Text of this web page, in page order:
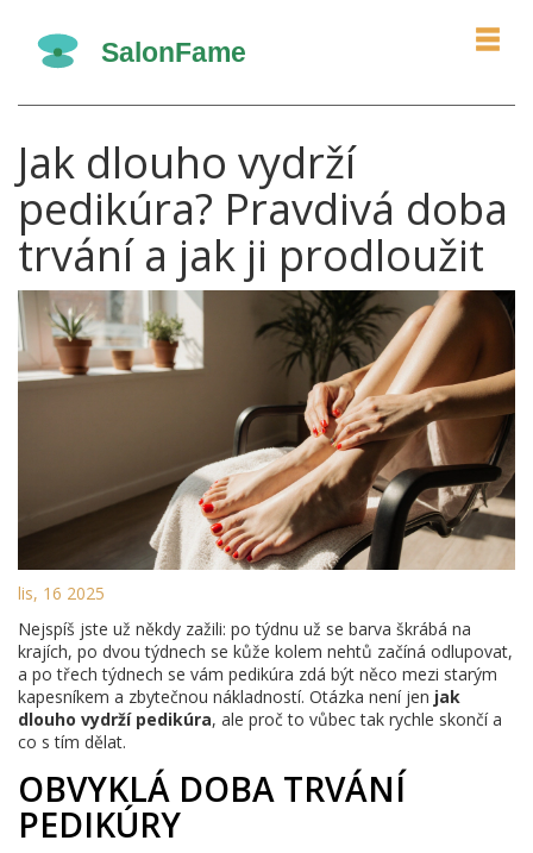
Jak dlouho vydrží
pedikúra? Pravdivá doba
trvání a jak ji prodloužit
lis, 16 2025
Nejspíš jste už někdy zažili: po týdnu už se barva škrábá na
krajích, po dvou týdnech se kůže kolem nehtů začíná odlupovat,
a po třech týdnech se vám pedikúra zdá být něco mezi starým
kapesníkem a zbytečnou nákladností. Otázka není jen jak
dlouho vydrží pedikúra, ale proč to vůbec tak rychle skončí a
co s tím dělat.
OBVYKLÁ DOBA TRVÁNÍ
PEDIKÚRY